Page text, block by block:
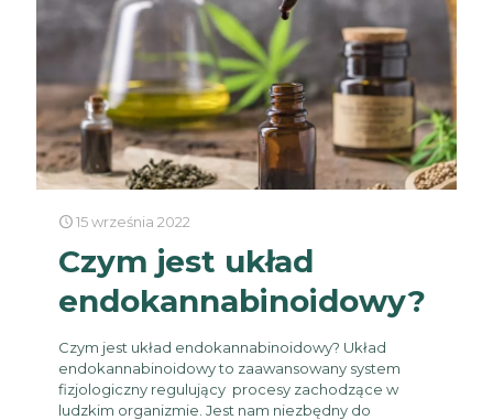
15 września 2022
Czym jest układ
endokannabinoidowy?
Czym jest układ endokannabinoidowy? Układ
endokannabinoidowy to zaawansowany system
fizjologiczny regulujący procesy zachodzące w
ludzkim organizmie. Jest nam niezbędny do